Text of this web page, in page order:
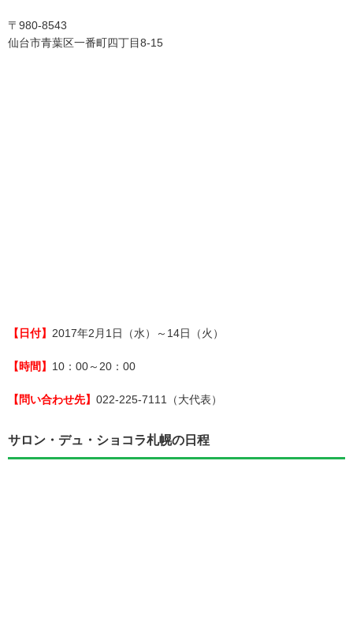
〒980-8543
仙台市青葉区一番町四丁目8-15
【日付】 2017年2月1日（水）～14日（火）
【時間】 10：00～20：00
【問い合わせ先】 022-225-7111（大代表）
サロン・デュ・ショコラ札幌の日程